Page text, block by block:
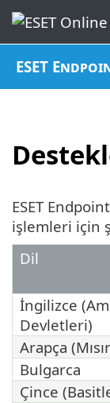
ESET
ESET
işlemleri için
Dil
İngilizce
Devletleri)
Arapça
Bulgarca
Çince